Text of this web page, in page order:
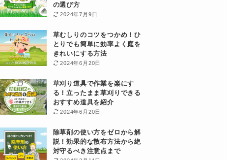
の選び方
2024年7月9日
草むしりのコツをつかめ！ひ
とりでも簡単に効率よく庭を
きれいにする方法
2024年6月20日
草刈り道具で作業を楽にす
る！立ったまま草刈りできる
おすすめ道具を紹介
2024年6月20日
除草剤の使い方をゼロから解
説！効果的な散布方法から絶
対守るべき注意点まで